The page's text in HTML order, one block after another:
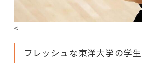
<
フレッシュな東洋大学の学